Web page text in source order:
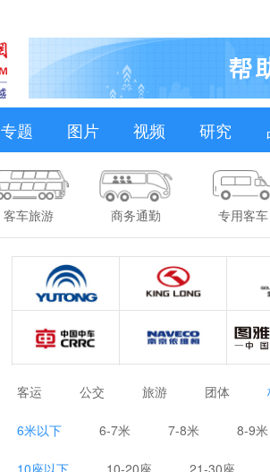
专题 图片 视频 研究
客车旅游 商务通勤 专用客车
客运 公交 旅游 团体
6米以下 6-7米 7-8米 8-9米
10座以下 10-20座 21-30座